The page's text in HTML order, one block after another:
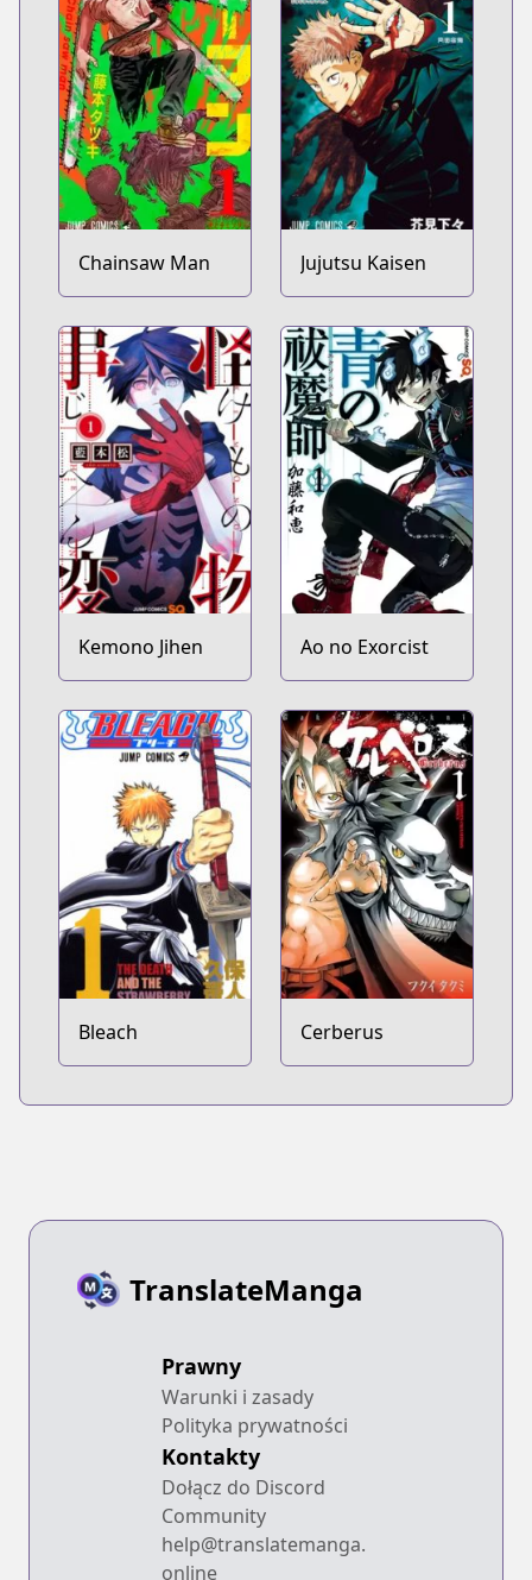
Chainsaw Man Jujutsu Kaisen
Kemono Jihen Ao no Exorcist
Bleach Cerberus
TranslateManga
Prawny
Warunki i zasady
Polityka prywatności
Kontakty
Dołącz do Discord
Community
help@translatemanga.
online